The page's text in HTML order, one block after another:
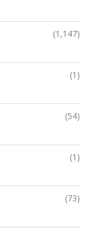
(1,147)
(1)
(54)
(1)
(73)